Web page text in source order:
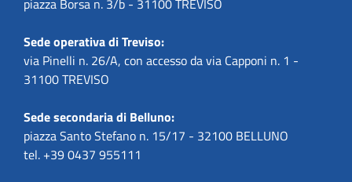
piazza Borsa n. 3/b - 31100 TREVISO
Sede operativa di Treviso:
via Pinelli n. 26/A, con accesso da via Capponi n. 1 -
31100 TREVISO
Sede secondaria di Belluno:
piazza Santo Stefano n. 15/17 - 32100 BELLUNO
tel. +39 0437 955111